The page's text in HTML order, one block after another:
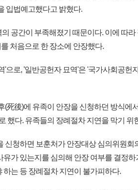
입법예고했다고 밝혔다.
공간이 부족해졌기 때문이다. 이에 따라
처음으로 한 장소에 안장했다.
으로, '일반공헌자 묘역'은 '국가사회공헌
(死後)에 유족이 안장을 신청하던 방식에
했다. 유족들의 장례절차 지연을 막기 위
신청하면 보훈처가 안장대상 심의위원회
가 있는지를 심의해 안장 여부를 결정하
는 등 장례절차 지연이 불가피하다.